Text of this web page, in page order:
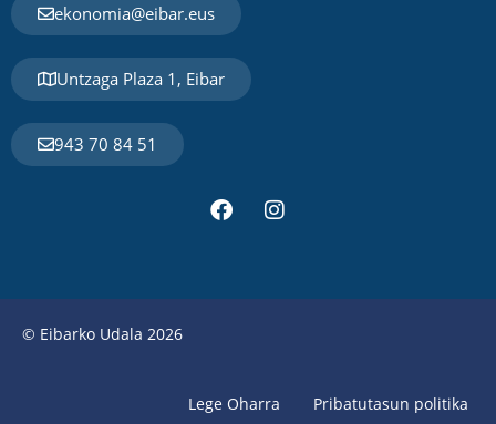
ekonomia@eibar.eus
Untzaga Plaza 1, Eibar
943 70 84 51
© Eibarko Udala 2026
Lege Oharra Pribatutasun politika